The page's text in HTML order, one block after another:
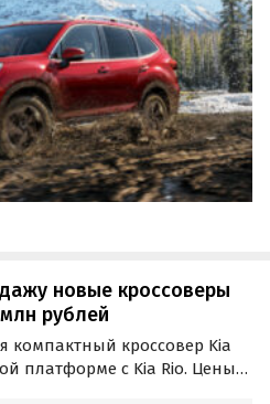
177-сильным бензиновым…
новые кроссоверы
рублей
компактный кроссовер Kia
платформе с Kia Rio. Цены